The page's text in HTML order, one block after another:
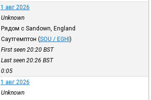
1 авг 2026
Unknown
Рядом с Sandown, England
Саутгемптон (SOU / EGHI)
First seen 20:20 BST
Last seen 20:26 BST
0:05
1 авг 2026
Unknown